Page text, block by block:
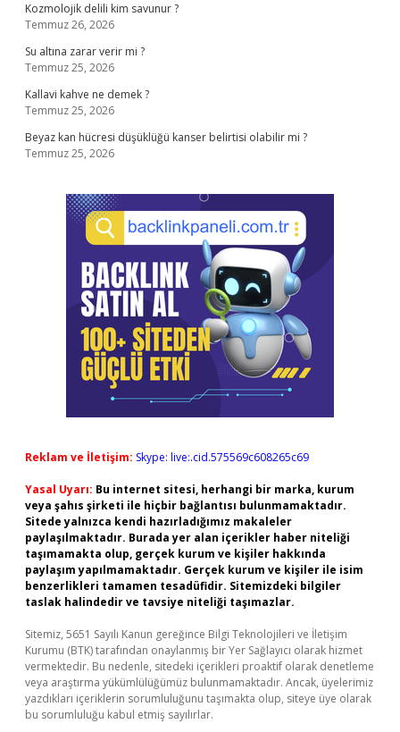
Kozmolojik delili kim savunur ?
Temmuz 26, 2026
Su altına zarar verir mi ?
Temmuz 25, 2026
Kallavi kahve ne demek ?
Temmuz 25, 2026
Beyaz kan hücresi düşüklüğü kanser belirtisi olabilir mi ?
Temmuz 25, 2026
Reklam ve İletişim: Skype: live:.cid.575569c608265c69
Yasal Uyarı: Bu internet sitesi, herhangi bir marka, kurum
veya şahıs şirketi ile hiçbir bağlantısı bulunmamaktadır.
Sitede yalnızca kendi hazırladığımız makaleler
paylaşılmaktadır. Burada yer alan içerikler haber niteliği
taşımamakta olup, gerçek kurum ve kişiler hakkında
paylaşım yapılmamaktadır. Gerçek kurum ve kişiler ile isim
benzerlikleri tamamen tesadüfidir. Sitemizdeki bilgiler
taslak halindedir ve tavsiye niteliği taşımazlar.
Sitemiz, 5651 Sayılı Kanun gereğince Bilgi Teknolojileri ve İletişim
Kurumu (BTK) tarafından onaylanmış bir Yer Sağlayıcı olarak hizmet
vermektedir. Bu nedenle, sitedeki içerikleri proaktif olarak denetleme
veya araştırma yükümlülüğümüz bulunmamaktadır. Ancak, üyelerimiz
yazdıkları içeriklerin sorumluluğunu taşımakta olup, siteye üye olarak
bu sorumluluğu kabul etmiş sayılırlar.